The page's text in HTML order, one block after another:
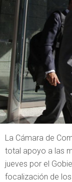
La Cámara de
total apoyo a las
jueves por el
focalización de